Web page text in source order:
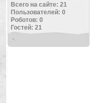
Всего на сайте: 21
Пользователей: 0
Роботов: 0
Гостей: 21
-